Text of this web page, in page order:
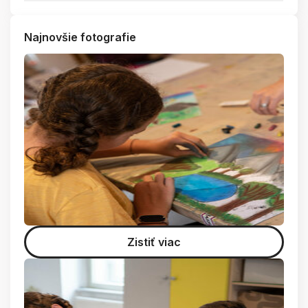
Najnovšie fotografie
Zistiť viac